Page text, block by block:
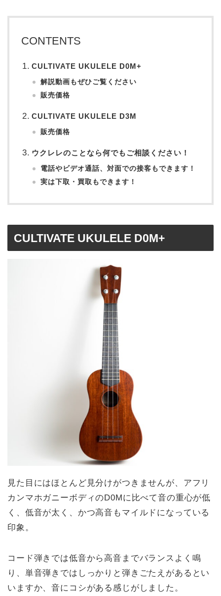
CONTENTS
CULTIVATE UKULELE D0M+
解説動画もぜひご覧ください
販売価格
CULTIVATE UKULELE D3M
販売価格
ウクレレのことなら何でもご相談ください！
電話やビデオ通話、対面での接客もできます！
実は下取・買取もできます！
CULTIVATE UKULELE D0M+
見た目にはほとんど見分けがつきませんが、アフリ
カンマホガニーボディのD0Mに比べて音の重心が低
く、低音が太く、かつ高音もマイルドになっている
印象。
コード弾きでは低音から高音までバランスよく鳴
り、単音弾きではしっかりと弾きごたえがあるとい
いますか、音にコシがある感じがしました。